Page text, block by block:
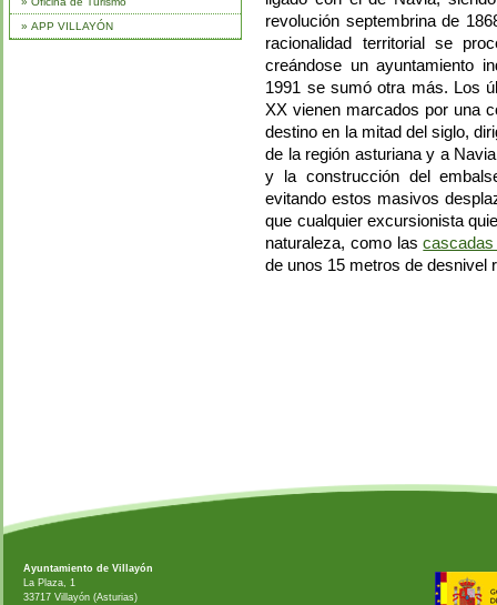
» APP VILLAYÓN
revolución septembrina de
racionalidad territorial se
creándose un ayuntamiento
1991 se sumó otra más. Los
XX vienen marcados por una
destino en la mitad del siglo,
de la región asturiana y a
y la construcción del
evitando estos masivos
que cualquier excursionista
naturaleza, como las
de unos 15 metros de desnivel
Ayuntamiento de Villayón
La Plaza, 1
33717 Villayón (Asturias)